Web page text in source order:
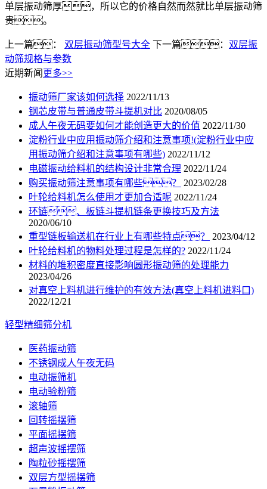
单层振动筛厚，所以它的价格自然而然就比单层振动筛
贵。
上一篇： 双层振动筛型号大全 下一篇： 双层振
动筛规格与参数
近期新闻 更多>>
振动筛厂家该如何选择 2022/11/13
钢芯皮带与普通皮带斗提机对比 2020/08/05
成人午夜无码要如何才能创造更大的价值 2022/11/30
淀粉行业中应用振动筛介绍和注意事项!(淀粉行业中应
用振动筛介绍和注意事项有哪些) 2022/11/12
电磁振动给料机的结构设计非常合理 2022/11/24
购买振动筛注意事项有哪些？
2023/02/28
叶轮给料机怎么使用才更加合适呢 2022/11/24
环链、板链斗提机链条更换技巧及方法
2020/06/10
重型链板输送机在行业上有哪些特点？
2023/04/12
叶轮给料机的物料处理过程是怎样的? 2022/11/24
材料的堆积密度直接影响圆形振动筛的处理能力
2023/04/26
对真空上料机进行维护的有效方法(真空上料机进料口)
2022/12/21
轻型精细筛分机
医药振动筛
不锈钢成人午夜无码
电动振筛机
电动验粉筛
滚轴筛
回转摇摆筛
平面摇摆筛
超声波摇摆筛
陶粒砂摇摆筛
双层方型摇摆筛